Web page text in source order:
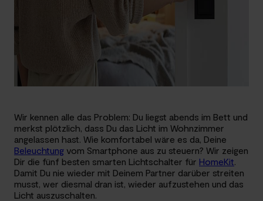
Wir kennen alle das Problem: Du liegst abends im Bett und
merkst plötzlich, dass Du das Licht im Wohnzimmer
angelassen hast. Wie komfortabel wäre es da, Deine
Beleuchtung vom Smartphone aus zu steuern? Wir zeigen
Dir die fünf besten smarten Lichtschalter für HomeKit.
Damit Du nie wieder mit Deinem Partner darüber streiten
musst, wer diesmal dran ist, wieder aufzustehen und das
Licht auszuschalten.